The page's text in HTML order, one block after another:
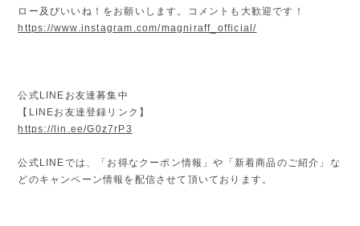
ロー及びいいね！をお願いします。コメントも大歓迎です！
https://www.instagram.com/magniraff_official/
公式LINEお友達募集中
【LINEお友達登録リンク】
https://lin.ee/G0z7rP3
公式LINEでは、「お得なクーポン情報」や「新着商品のご紹介」な
どのキャンペーン情報を配信させて頂いております。